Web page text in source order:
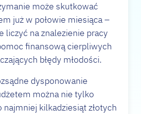
może skutkować
już w połowie miesiąca –
liczyć na znalezienie pracy
finansową cierpliwych
błędy młodości.
dysponowanie
można nie tylko
najmniej kilkadziesiąt złotych